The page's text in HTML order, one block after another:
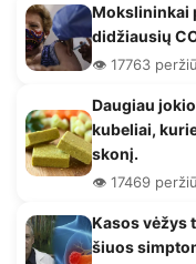
Mokslininkai
didžiausių
👁️ 17763
Daugiau
kubeliai,
skonį.
👁️ 17469
Kasos vėžys
šiuos